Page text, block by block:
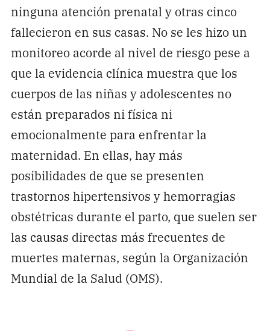
ninguna atención prenatal y otras cinco
fallecieron en sus casas. No se les hizo un
monitoreo acorde al nivel de riesgo pese a
que la evidencia clínica muestra que los
cuerpos de las niñas y adolescentes no
están preparados ni física ni
emocionalmente para enfrentar la
maternidad. En ellas, hay más
posibilidades de que se presenten
trastornos hipertensivos y hemorragias
obstétricas durante el parto, que suelen ser
las causas directas más frecuentes de
muertes maternas, según la Organización
Mundial de la Salud (OMS).